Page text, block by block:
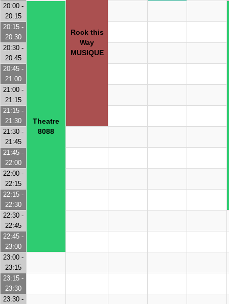
Rock this
Way
MUSIQUE
20:00 -
20:15
Theatre
8088
20:15 -
20:30
20:30 -
20:45
20:45 -
21:00
21:00 -
21:15
21:15 -
21:30
21:30 -
21:45
21:45 -
22:00
22:00 -
22:15
22:15 -
22:30
22:30 -
22:45
22:45 -
23:00
23:00 -
23:15
23:15 -
23:30
23:30 -